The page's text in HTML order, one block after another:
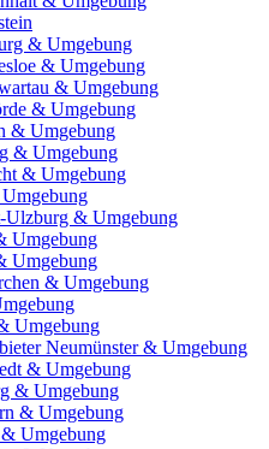
& Umgebung
& Umgebung
& Umgebung
& Umgebung
& Umgebung
& Umgebung
& Umgebung
Ulzburg & Umgebung
Umgebung
Umgebung
& Umgebung
Umgebung
Neumünster & Umgebung
& Umgebung
& Umgebung
& Umgebung
Umgebung